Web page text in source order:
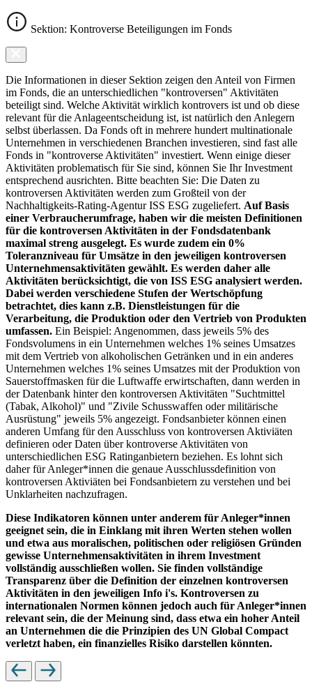
Sektion: Kontroverse Beteiligungen im Fonds
Die Informationen in dieser Sektion zeigen den Anteil von Firmen
im Fonds, die an unterschiedlichen "kontroversen" Aktivitäten
beteiligt sind. Welche Aktivität wirklich kontrovers ist und ob diese
relevant für die Anlageentscheidung ist, ist natürlich den Anlegern
selbst überlassen. Da Fonds oft in mehrere hundert multinationale
Unternehmen in verschiedenen Branchen investieren, sind fast alle
Fonds in "kontroverse Aktivitäten" investiert. Wenn einige dieser
Aktivitäten problematisch für Sie sind, können Sie Ihr Investment
entsprechend ausrichten. Bitte beachten Sie: Die Daten zu
kontroversen Aktivitäten werden zum Großteil von der
Nachhaltigkeits-Rating-Agentur ISS ESG zugeliefert. Auf Basis
einer Verbraucherumfrage, haben wir die meisten Definitionen
für die kontroversen Aktivitäten in der Fondsdatenbank
maximal streng ausgelegt. Es wurde zudem ein 0%
Toleranzniveau für Umsätze in den jeweiligen kontroversen
Unternehmensaktivitäten gewählt. Es werden daher alle
Aktivitäten berücksichtigt, die von ISS ESG analysiert werden.
Dabei werden verschiedene Stufen der Wertschöpfung
betrachtet, dies kann z.B. Dienstleistungen für die
Verarbeitung, die Produktion oder den Vertrieb von Produkten
umfassen. Ein Beispiel: Angenommen, dass jeweils 5% des
Fondsvolumens in ein Unternehmen welches 1% seines Umsatzes
mit dem Vertrieb von alkoholischen Getränken und in ein anderes
Unternehmen welches 1% seines Umsatzes mit der Produktion von
Sauerstoffmasken für die Luftwaffe erwirtschaften, dann werden in
der Datenbank hinter den kontroversen Aktivitäten "Suchtmittel
(Tabak, Alkohol)" und "Zivile Schusswaffen oder militärische
Ausrüstung" jeweils 5% angezeigt. Fondsanbieter können einen
anderen Umfang für den Ausschluss von kontroversen Aktiviäten
definieren oder Daten über kontroverse Aktivitäten von
unterschiedlichen ESG Ratinganbietern beziehen. Es lohnt sich
daher für Anleger*innen die genaue Ausschlussdefinition von
kontroversen Aktiviäten bei Fondsanbietern zu verstehen und bei
Unklarheiten nachzufragen.
Diese Indikatoren können unter anderem für Anleger*innen
geeignet sein, die in Einklang mit ihren Werten stehen wollen
und etwa aus moralischen, politischen oder religiösen Gründen
gewisse Unternehmensaktivitäten in ihrem Investment
vollständig ausschließen wollen. Sie finden vollständige
Transparenz über die Definition der einzelnen kontroversen
Aktivitäten in den jeweiligen Info i's. Kontroversen zu
internationalen Normen können jedoch auch für Anleger*innen
relevant sein, die der Meinung sind, dass etwa ein hoher Anteil
an Unternehmen die die Prinzipien des UN Global Compact
verletzt haben, ein finanzielles Risiko darstellen könnten.